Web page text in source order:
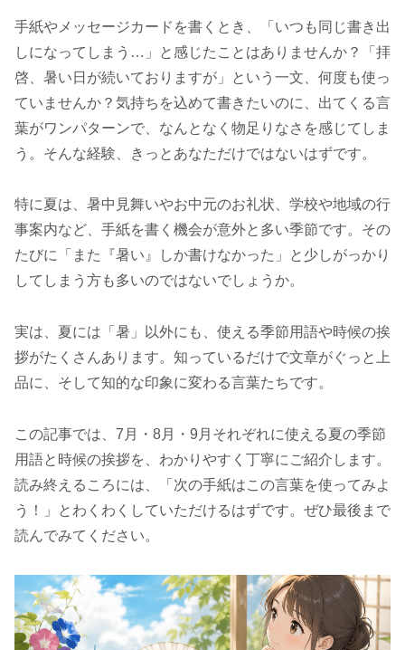
手紙やメッセージカードを書くとき、「いつも同じ書き出
しになってしまう…」と感じたことはありませんか？「拝
啓、暑い日が続いておりますが」という一文、何度も使っ
ていませんか？気持ちを込めて書きたいのに、出てくる言
葉がワンパターンで、なんとなく物足りなさを感じてしま
う。そんな経験、きっとあなただけではないはずです。
特に夏は、暑中見舞いやお中元のお礼状、学校や地域の行
事案内など、手紙を書く機会が意外と多い季節です。その
たびに「また『暑い』しか書けなかった」と少しがっかり
してしまう方も多いのではないでしょうか。
実は、夏には「暑」以外にも、使える季節用語や時候の挨
拶がたくさんあります。知っているだけで文章がぐっと上
品に、そして知的な印象に変わる言葉たちです。
この記事では、7月・8月・9月それぞれに使える夏の季節
用語と時候の挨拶を、わかりやすく丁寧にご紹介します。
読み終えるころには、「次の手紙はこの言葉を使ってみよ
う！」とわくわくしていただけるはずです。ぜひ最後まで
読んでみてください。